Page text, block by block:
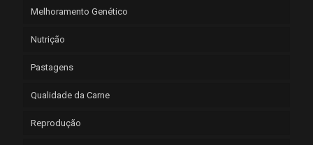
Melhoramento Genético
Nutrição
Pastagens
Qualidade da Carne
Reprodução